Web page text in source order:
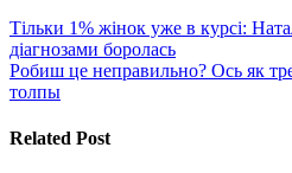
Навигация
по
записям
Тільки 1% жінок уже в курсі:
діагнозами боролась
Робиш це неправильно? Ось як
толпы
Related Post